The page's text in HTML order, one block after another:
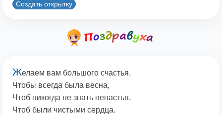
Создать открытку
Желаем вам большого счастья,
Чтобы всегда была весна,
Чтоб никогда не знать ненастья,
Чтоб были чистыми сердца.